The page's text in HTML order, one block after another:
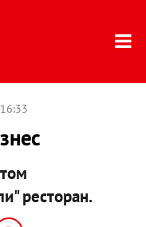
ресторан.